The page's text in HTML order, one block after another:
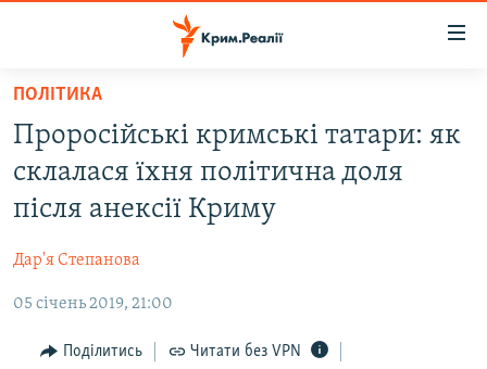
Перейти
основного
матеріалу
Перейти
до
основної
навігації
Перейти
пошуку
ВОДА.КРИМ
ВІДЕО ТА ФОТО
БЛОГИ
ПОГЛЯД
ІНТЕРВ'Ю
ПОЛІТИКА
Проросійські кримські татари: як
склалася їхня політична доля
після анексії Криму
Дар'я Степанова
05 січень 2019, 21:00
Поділитись Читати без VPN